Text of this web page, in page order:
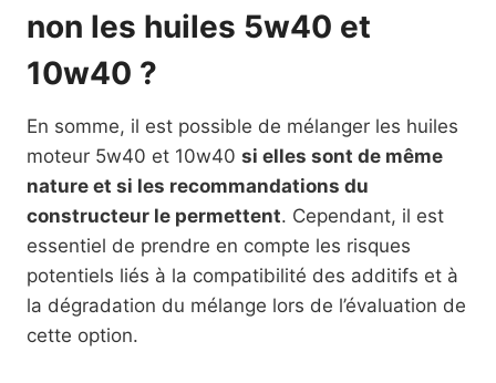
non les huiles 5w40 et
10w40 ?
En somme, il est possible de mélanger les huiles
moteur 5w40 et 10w40 si elles sont de même
nature et si les recommandations du
constructeur le permettent. Cependant, il est
essentiel de prendre en compte les risques
potentiels liés à la compatibilité des additifs et à
la dégradation du mélange lors de l’évaluation de
cette option.